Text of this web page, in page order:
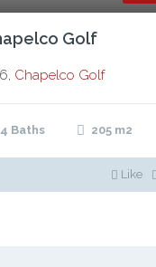
Golf
Chapelco Golf
4 Baths 205 m2
Like